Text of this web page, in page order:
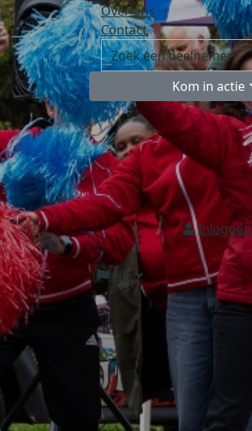
Over ons
Contact
Kom in actie
Inloggen
NL